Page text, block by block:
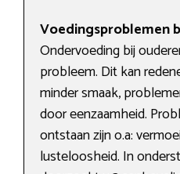
Voedingsproblemen
Ondervoeding bij
probleem. Dit kan
minder smaak,
door eenzaamheid.
ontstaan zijn o.a:
lusteloosheid. In